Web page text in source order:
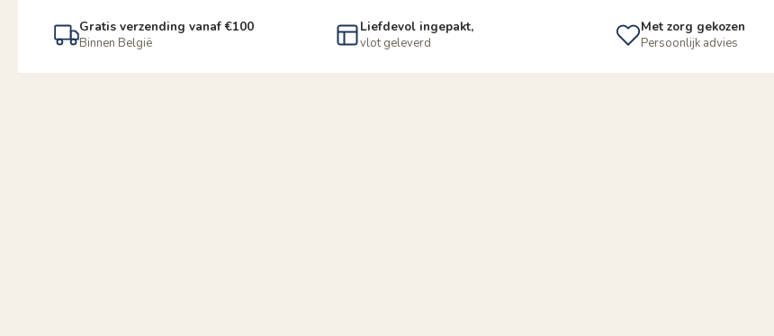
Gratis verzending vanaf €100
Binnen België
Liefdevol ingepakt,
vlot geleverd
Met zorg gekozen
Persoonlijk advies